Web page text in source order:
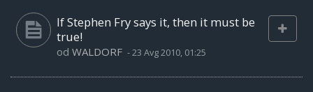
If Stephen Fry says it, then it must be
true!
od WALDORF -23 Avg 2010, 01:25